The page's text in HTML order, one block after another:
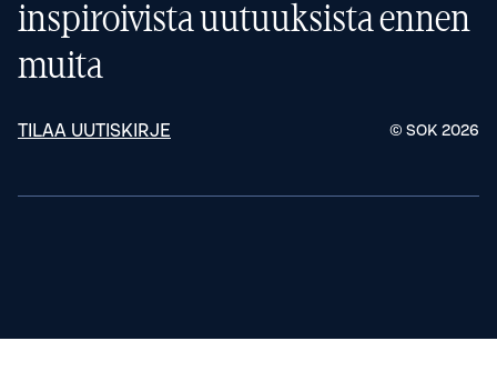
inspiroivista uutuuksista ennen
muita
TILAA UUTISKIRJE © SOK 2026